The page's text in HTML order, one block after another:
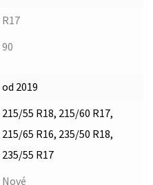
R17
90
od 2019
215/55 R18, 215/60 R17,
215/65 R16, 235/50 R18,
235/55 R17
Nové